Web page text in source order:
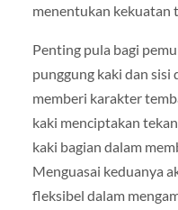
menentukan kekuatan
Penting pula bagi
punggung kaki dan sisi
memberi karakter
kaki menciptakan
kaki bagian dalam
Menguasai keduanya
fleksibel dalam